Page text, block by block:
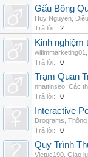
Gấu Bông
Huy Nguyen
Trả lời:
2
Kinh nghiệm
wifimmarketing01
Trả lời:
0
Trạm Quan
nhattinseo Các
Trả lời:
0
Interactive
Drograms
Trả lời:
0
Quy Trình
Vietuc190 Giao